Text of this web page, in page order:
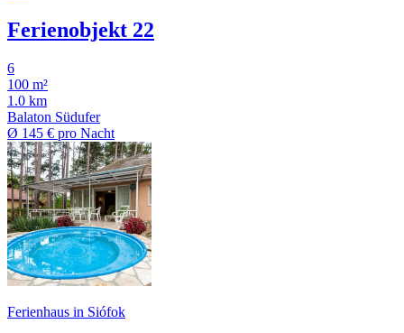
Ferienobjekt 22
6
100 m²
1.0 km
Balaton Südufer
Ø 145 € pro Nacht
Ferienhaus in Siófok